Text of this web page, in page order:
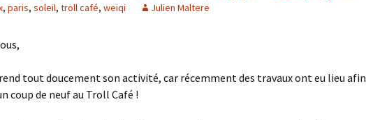
, paris, soleil, troll café, weiqi Julien Maltere
tout doucement son activité, car récemment des travaux ont eu lieu afin
coup de neuf au Troll Café !